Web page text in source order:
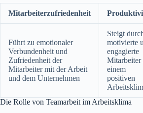
Mitarbeiterzufriedenheit
Führt zu emotionaler
Verbundenheit und
Zufriedenheit der
Mitarbeiter mit der Arbeit
und dem Unternehmen
Steigt
motivierte
engagierte
Mitarbeiter
einem
positiven
Die Rolle von Teamarbeit im Arbeitsklima